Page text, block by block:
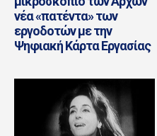
νέα «πατέντα» των
εργοδοτών με την
Ψηφιακή Κάρτα Εργασίας